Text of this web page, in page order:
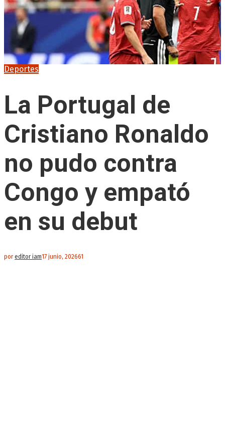
Deportes
La Portugal de
Cristiano Ronaldo
no pudo contra
Congo y empató
en su debut
poreditor iam17 junio, 202661